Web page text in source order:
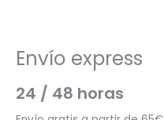
Envío express
24 / 48 horas